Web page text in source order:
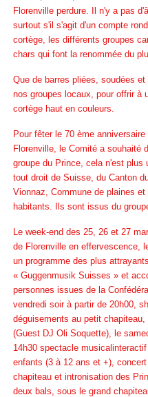
Florenville perdure. Il n'y a pas
surtout s'il s'agit d'un compte
cortège, les différents groupes
chars qui font la renommée du
Que de barres pliées, soudées
nos groupes locaux, pour offrir à
cortège haut en couleurs.
Pour fêter le 70 ème
Florenville, le Comité a souhaité
groupe du Prince, cela n'est
tout droit de Suisse, du Canton
Vionnaz, Commune de plaines
habitants. Ils sont issus du
Le week-end des 25, 26 et 27
de Florenville en effervescence,
un programme des plus
« Guggenmusik Suisses » et
personnes issues de la
vendredi soir à partir de 20h00,
déguisements au petit
(Guest DJ Oli Soquette), le
14h30 spectacle
enfants (3 à 12 ans et +),
chapiteau et intronisation des
deux bals, sous le grand